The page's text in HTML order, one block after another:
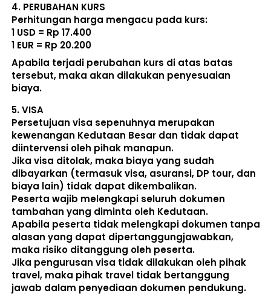
4. PERUBAHAN KURS
Perhitungan harga mengacu pada kurs:
1 USD = Rp 17.400
1 EUR = Rp 20.200
Apabila terjadi perubahan kurs di atas batas
tersebut, maka akan dilakukan penyesuaian
biaya.
5. VISA
Persetujuan visa sepenuhnya merupakan
kewenangan Kedutaan Besar dan tidak dapat
diintervensi oleh pihak manapun.
Jika visa ditolak, maka biaya yang sudah
dibayarkan (termasuk visa, asuransi, DP tour, dan
biaya lain) tidak dapat dikembalikan.
Peserta wajib melengkapi seluruh dokumen
tambahan yang diminta oleh Kedutaan.
Apabila peserta tidak melengkapi dokumen tanpa
alasan yang dapat dipertanggungjawabkan,
maka risiko ditanggung oleh peserta.
Jika pengurusan visa tidak dilakukan oleh pihak
travel, maka pihak travel tidak bertanggung
jawab dalam penyediaan dokumen pendukung.